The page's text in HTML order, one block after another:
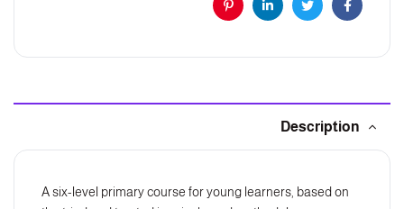
Facebook
Twitter
Linkedin
Pinterest
Description
A six-level primary course for young learners, based on